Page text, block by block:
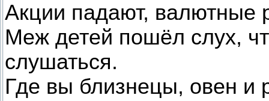
Акции падают, валютные
Меж детей пошёл слух,
слушаться.
Где вы близнецы, овен и